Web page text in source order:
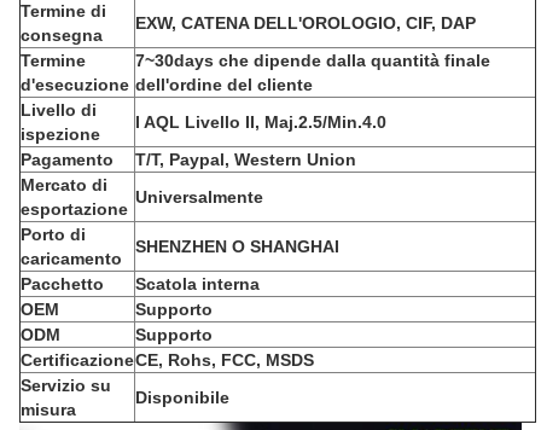
Termine di
consegna
EXW, CATENA DELL'OROLOGIO, CIF, DAP
Termine
d'esecuzione
7~30days che dipende dalla quantità finale
dell'ordine del cliente
Livello di
ispezione
I AQL Livello II, Maj.2.5/Min.4.0
Pagamento
T/T, Paypal, Western Union
Mercato di
esportazione
Universalmente
Porto di
caricamento
SHENZHEN O SHANGHAI
Pacchetto
Scatola interna
OEM
Supporto
ODM
Supporto
CertificazioneCE, Rohs, FCC, MSDS
Servizio su
misura
Disponibile